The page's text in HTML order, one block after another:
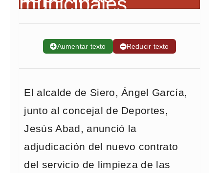
➕Aumentar texto ➖Reducir texto
El alcalde de Siero, Ángel García,
junto al concejal de Deportes,
Jesús Abad, anunció la
adjudicación del nuevo contrato
del servicio de limpieza de las